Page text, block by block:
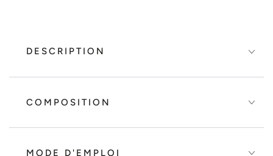
DESCRIPTION
COMPOSITION
MODE D'EMPLOI